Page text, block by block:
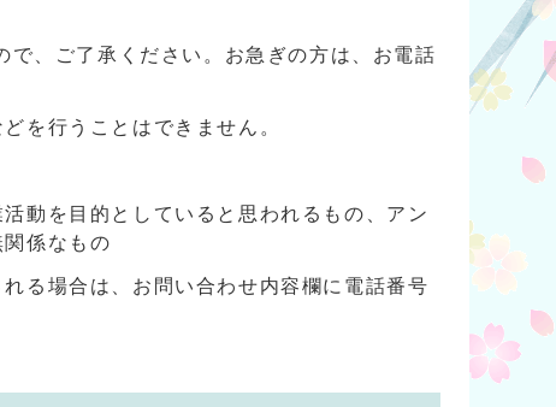
、ご了承ください。お急ぎの方は、お電話
を行うことはできません。
動を目的としていると思われるもの、アン
係なもの
る場合は、お問い合わせ内容欄に電話番号